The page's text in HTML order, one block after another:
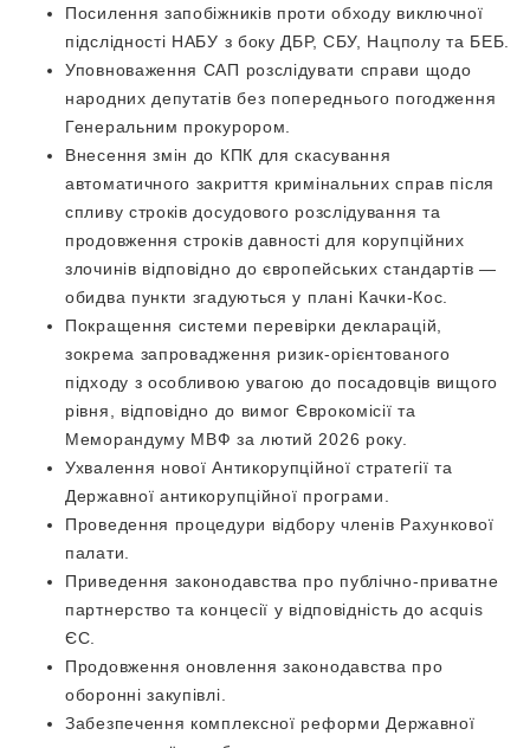
Посилення запобіжників проти обходу виключної
підслідності НАБУ з боку ДБР, СБУ, Нацполу та БЕБ.
Уповноваження САП розслідувати справи щодо
народних депутатів без попереднього погодження
Генеральним прокурором.
Внесення змін до КПК для скасування
автоматичного закриття кримінальних справ після
спливу строків досудового розслідування та
продовження строків давності для корупційних
злочинів відповідно до європейських стандартів —
обидва пункти згадуються у плані Качки-Кос.
Покращення системи перевірки декларацій,
зокрема запровадження ризик-орієнтованого
підходу з особливою увагою до посадовців вищого
рівня, відповідно до вимог Єврокомісії та
Меморандуму МВФ за лютий 2026 року.
Ухвалення нової Антикорупційної стратегії та
Державної антикорупційної програми.
Проведення процедури відбору членів Рахункової
палати.
Приведення законодавства про публічно-приватне
партнерство та концесії у відповідність до acquis
ЄС.
Продовження оновлення законодавства про
оборонні закупівлі.
Забезпечення комплексної реформи Державної